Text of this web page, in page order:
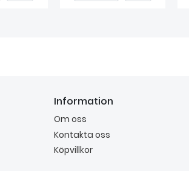
Information
Om oss
Kontakta oss
Köpvillkor